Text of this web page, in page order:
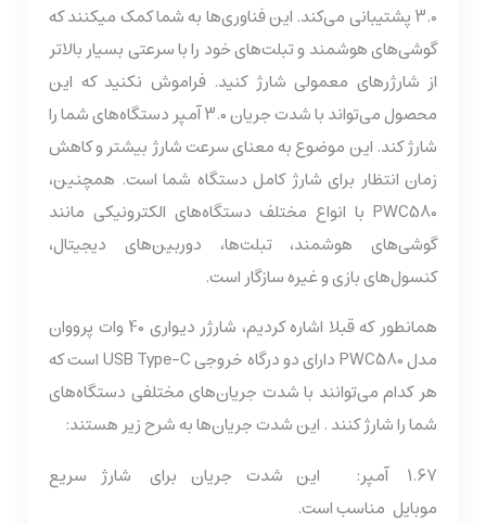
3.0 پشتیبانی می‌کند. این فناوری‌ها به شما کمک می­کنند که
گوشی‌های هوشمند و تبلت‌های خود را با سرعتی بسیار بالاتر
از شارژرهای معمولی شارژ کنید. فراموش نکنید که این
محصول می‌تواند با شدت جریان 3.0 آمپر دستگاه‌های شما را
شارژ کند. این موضوع به معنای سرعت شارژ بیشتر و کاهش
زمان انتظار برای شارژ کامل دستگاه شما است. همچنین،
PWC580 با انواع مختلف دستگاه‌های الکترونیکی مانند
گوشی‌های هوشمند، تبلت‌ها، دوربین‌های دیجیتال،
کنسول‌های بازی و غیره سازگار است.
همانطور که قبلا اشاره کردیم، شارژر دیواری 40 وات پرووان
مدل PWC580 دارای دو درگاه خروجی USB Type-C است که
هر کدام می‌توانند با شدت جریان‌های مختلفی دستگاه‌های
شما را شارژ کنند . این شدت جریان‌ها به شرح زیر هستند:
1.67 آمپر:
این شدت جریان برای
شارژ سریع
موبایل مناسب است.